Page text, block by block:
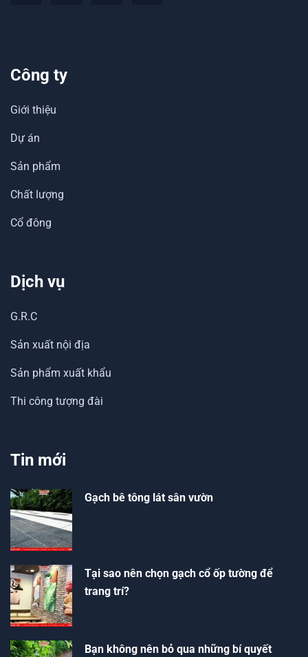
Công ty
Giới thiệu
Dự án
Sản phẩm
Chất lượng
Cổ đông
Dịch vụ
G.R.C
Sản xuất nội địa
Sản phẩm xuất khẩu
Thi công tượng đài
Tin mới
Gạch bê tông lát sân vườn
Tại sao nên chọn gạch cổ ốp tường để
trang trí?
Bạn không nên bỏ qua những bí quyết